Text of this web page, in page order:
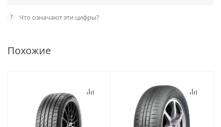
? Что означают эти цифры?
Похожие